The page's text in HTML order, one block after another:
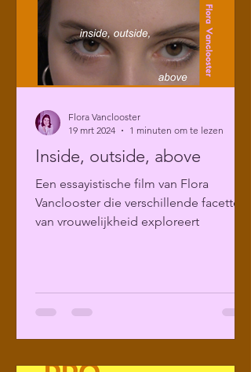
Inside, outside, above
Een essayistische film van Flora
Vanclooster die verschillende facetten
van vrouwelijkheid exploreert
Flora Vanclooster
19 mrt 2024
1 minuten om te lezen